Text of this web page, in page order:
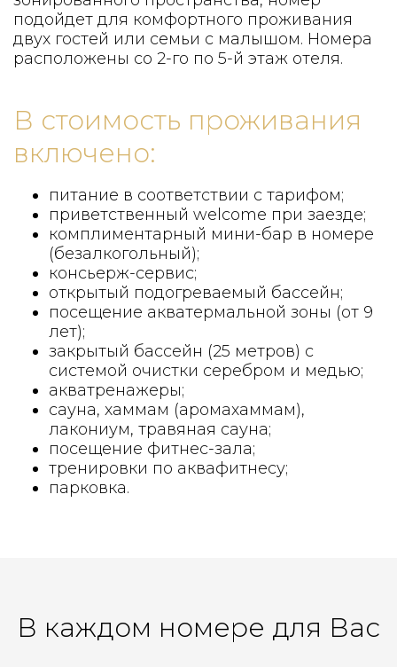
подойдет для комфортного проживания
двух гостей или семьи с малышом. Номера
расположены со 2-го по 5-й этаж отеля.
В стоимость проживания
включено:
питание в соответствии с тарифом;
приветственный welcome при заезде;
комплиментарный мини-бар в номере
(безалкогольный);
консьерж-сервис;
открытый подогреваемый бассейн;
посещение акватермальной зоны (от 9
лет);
закрытый бассейн (25 метров) с
системой очистки серебром и медью;
акватренажеры;
сауна, хаммам (аромахаммам),
лакониум, травяная сауна;
посещение фитнес-зала;
тренировки по аквафитнесу;
парковка.
В каждом номере для Вас